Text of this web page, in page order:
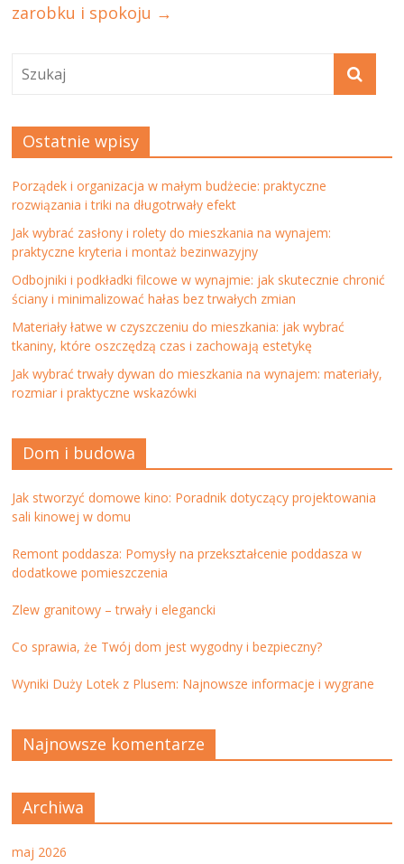
zarobku i spokoju →
Ostatnie wpisy
Porządek i organizacja w małym budżecie: praktyczne
rozwiązania i triki na długotrwały efekt
Jak wybrać zasłony i rolety do mieszkania na wynajem:
praktyczne kryteria i montaż bezinwazyjny
Odbojniki i podkładki filcowe w wynajmie: jak skutecznie chronić
ściany i minimalizować hałas bez trwałych zmian
Materiały łatwe w czyszczeniu do mieszkania: jak wybrać
tkaniny, które oszczędzą czas i zachowają estetykę
Jak wybrać trwały dywan do mieszkania na wynajem: materiały,
rozmiar i praktyczne wskazówki
Dom i budowa
Jak stworzyć domowe kino: Poradnik dotyczący projektowania
sali kinowej w domu
Remont poddasza: Pomysły na przekształcenie poddasza w
dodatkowe pomieszczenia
Zlew granitowy – trwały i elegancki
Co sprawia, że Twój dom jest wygodny i bezpieczny?
Wyniki Duży Lotek z Plusem: Najnowsze informacje i wygrane
Najnowsze komentarze
Archiwa
maj 2026